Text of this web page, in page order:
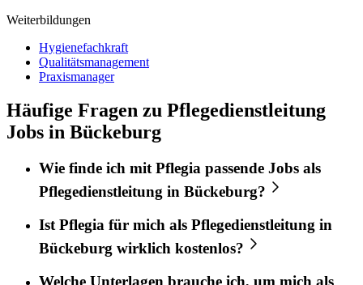
Weiterbildungen
Hygienefachkraft
Qualitätsmanagement
Praxismanager
Häufige Fragen zu Pflegedienstleitung
Jobs in Bückeburg
Wie finde ich mitPflegia passende Jobs als
Pflegedienstleitung in Bückeburg?
Ist Pflegia für mich als Pflegedienstleitung in
Bückeburg wirklich kostenlos?
Welche Unterlagen brauche ich, um mich als